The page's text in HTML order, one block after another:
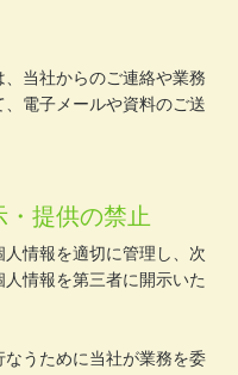
当社からのご連絡や業務
電子メールや資料のご送
提供の禁止
情報を適切に管理し、次
情報を第三者に開示いた
なうために当社が業務を委